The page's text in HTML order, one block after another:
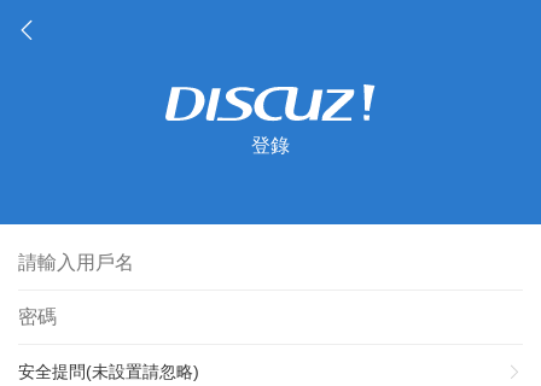
登錄
安全提問(未設置請忽略)